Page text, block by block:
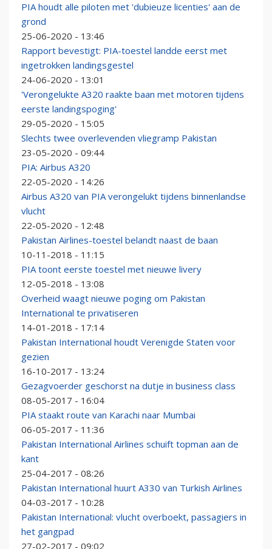
PIA houdt alle piloten met 'dubieuze licenties' aan de
grond
25-06-2020 - 13:46
Rapport bevestigt: PIA-toestel landde eerst met
ingetrokken landingsgestel
24-06-2020 - 13:01
'Verongelukte A320 raakte baan met motoren tijdens
eerste landingspoging'
29-05-2020 - 15:05
Slechts twee overlevenden vliegramp Pakistan
23-05-2020 - 09:44
PIA: Airbus A320
22-05-2020 - 14:26
Airbus A320 van PIA verongelukt tijdens binnenlandse
vlucht
22-05-2020 - 12:48
Pakistan Airlines-toestel belandt naast de baan
10-11-2018 - 11:15
PIA toont eerste toestel met nieuwe livery
12-05-2018 - 13:08
Overheid waagt nieuwe poging om Pakistan
International te privatiseren
14-01-2018 - 17:14
Pakistan International houdt Verenigde Staten voor
gezien
16-10-2017 - 13:24
Gezagvoerder geschorst na dutje in business class
08-05-2017 - 16:04
PIA staakt route van Karachi naar Mumbai
06-05-2017 - 11:36
Pakistan International Airlines schuift topman aan de
kant
25-04-2017 - 08:26
Pakistan International huurt A330 van Turkish Airlines
04-03-2017 - 10:28
Pakistan International: vlucht overboekt, passagiers in
het gangpad
27-02-2017 - 09:02